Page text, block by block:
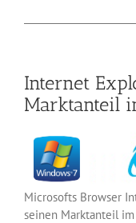
Internet
Marktanteil
Microsofts Browser
seinen Marktanteil